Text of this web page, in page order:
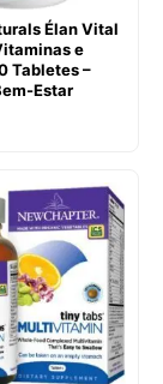
Élan Vital
e
Tabletes –
Estar